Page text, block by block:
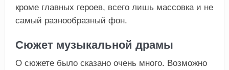
кроме главных героев, всего лишь массовка и не
самый разнообразный фон.
Сюжет музыкальной драмы
О сюжете было сказано очень много. Возможно